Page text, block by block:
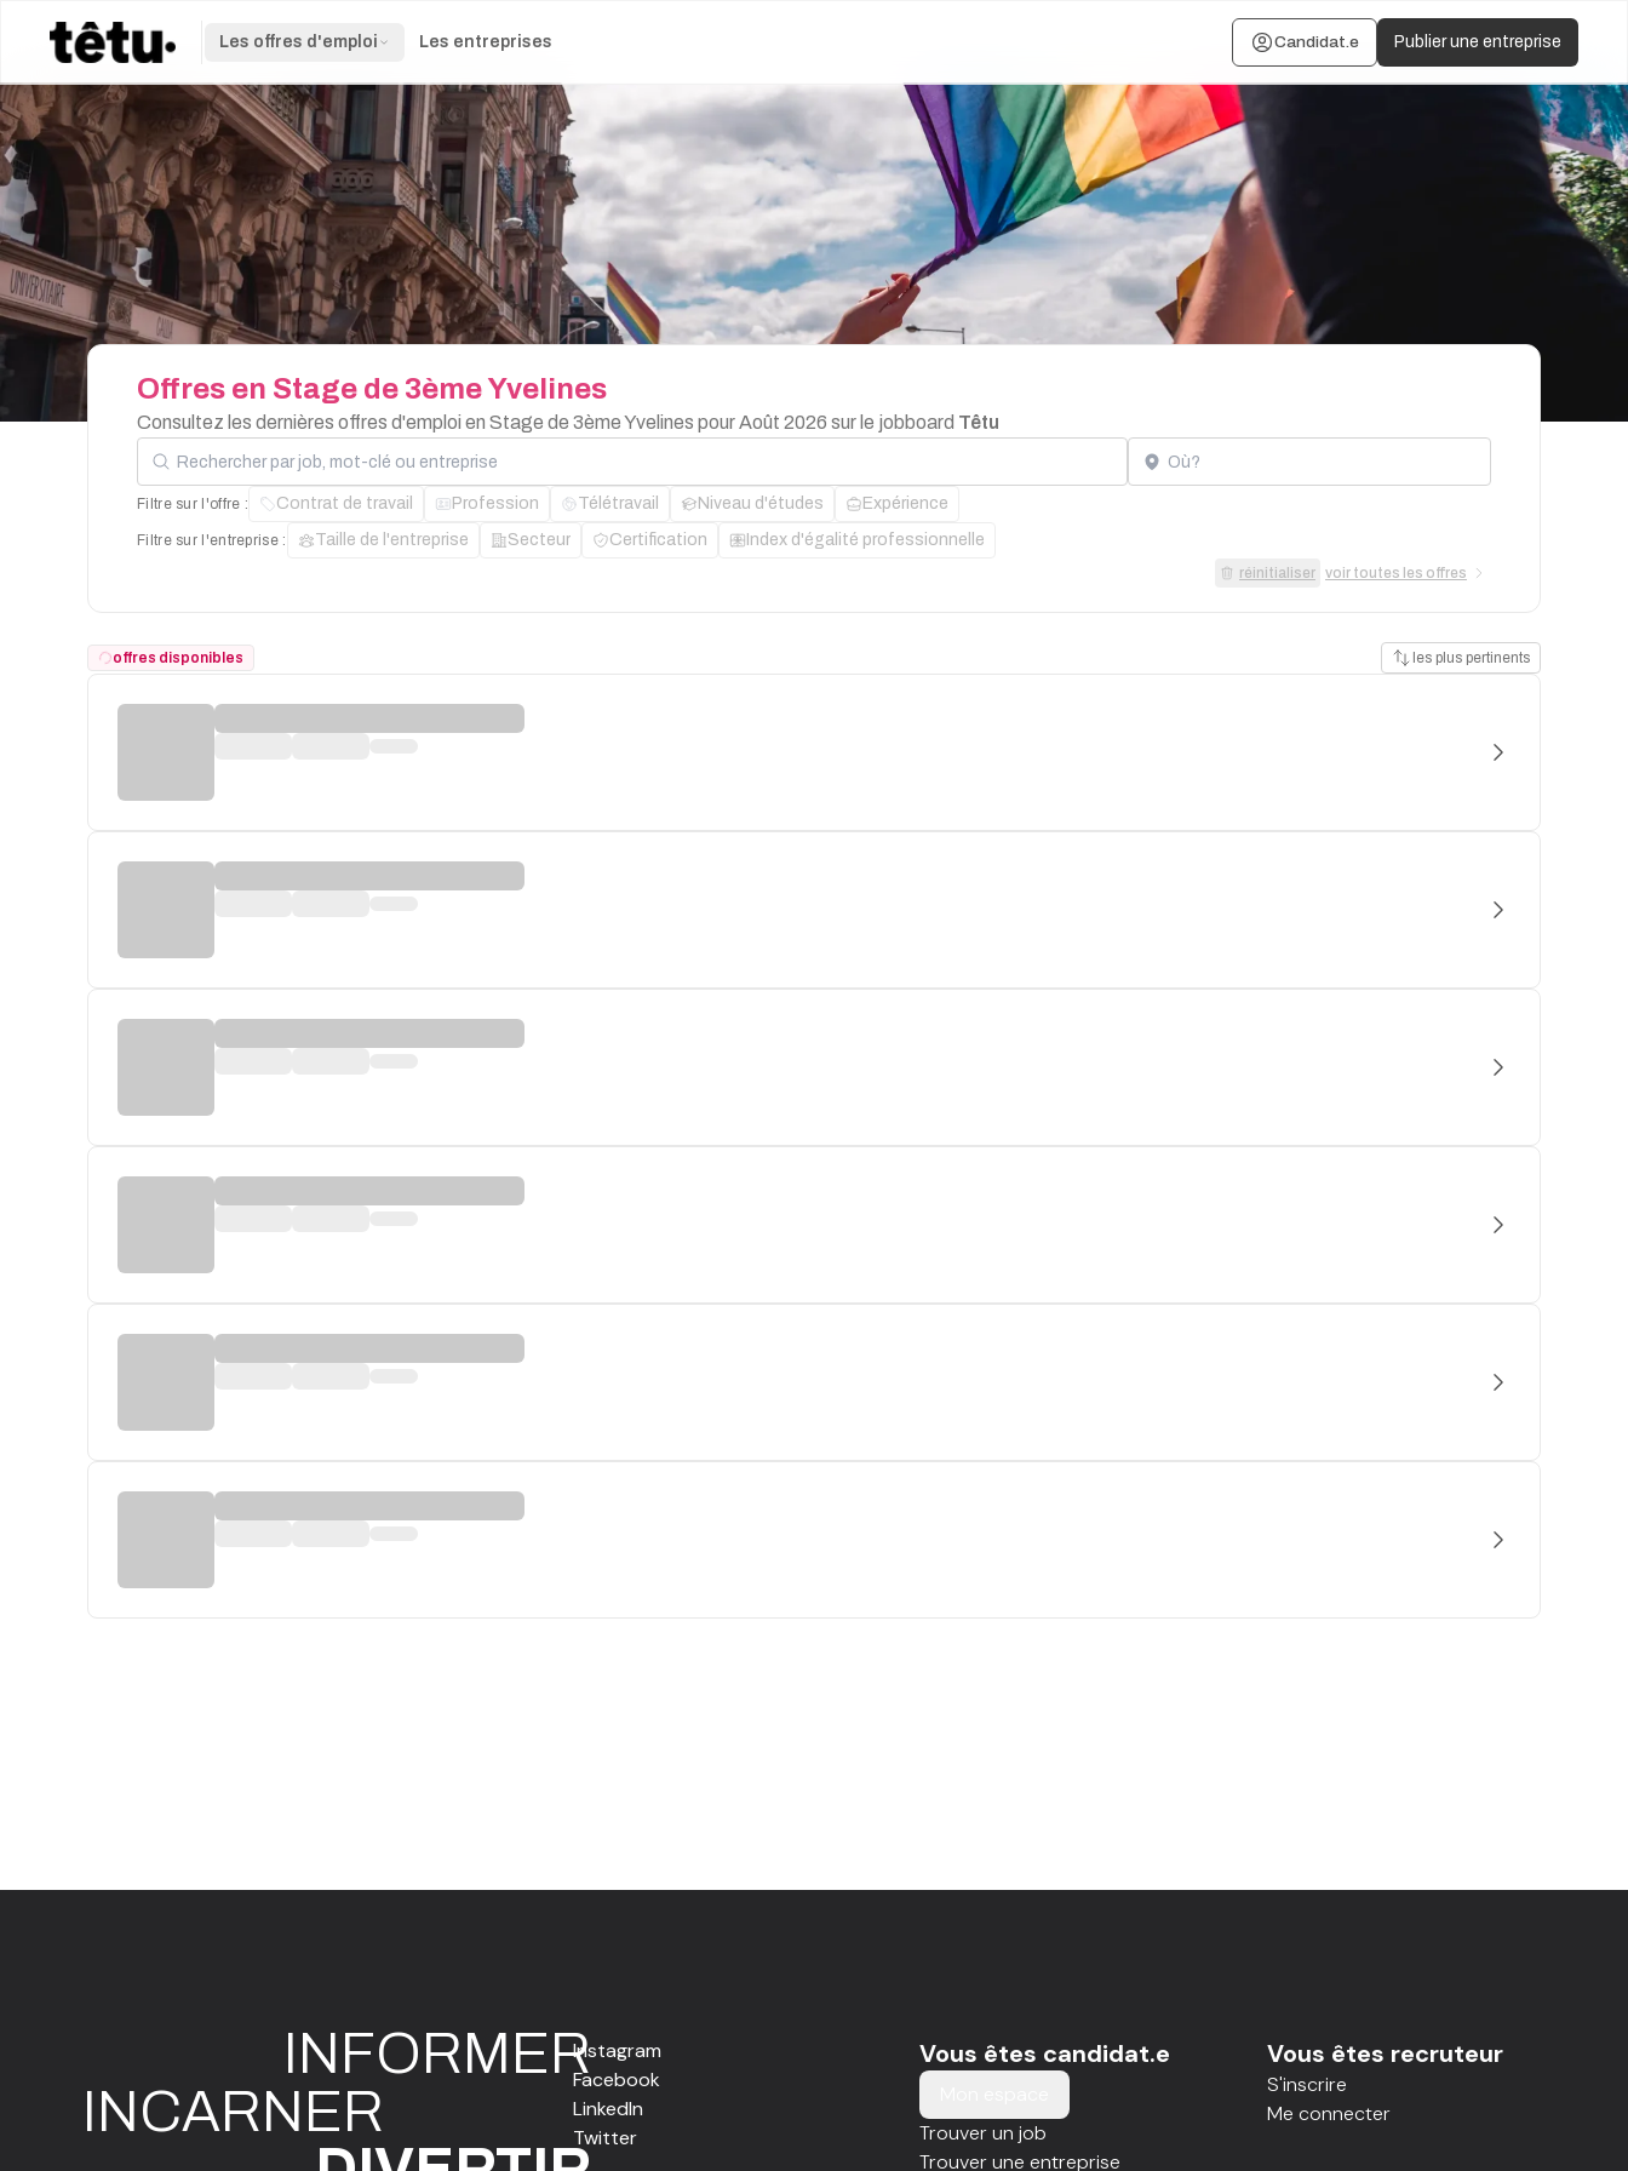
Les offres d'emploi Les entreprises Candidat.e Publier une entreprise
Offres en Stage de 3èmeYvelines
Consultez les dernières offres d'emploi en Stage de 3ème Yvelines pour Août 2026 sur le jobboard Têtu
Rechercher par job, mot-clé ou entreprise Localisation
Filtre sur l'offre : Contrat de travail Profession Télétravail Niveau d'études Expérience
Filtre sur l'entreprise : Taille de l'entreprise Secteur Certification Index d'égalité professionnelle
réinitialiser voir toutes les offres
offres disponibles les plus pertinents
INFORMER
INCARNER
Instagram
Facebook
LinkedIn
Twitter
Vous êtes candidat.e
Trouver un job
Trouver une entreprise
Vous êtes recruteur
S'inscrire
Me connecter